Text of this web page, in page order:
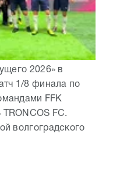
2026» в
1/8 финала по
FFK
TRONCOS FC.
волгоградского